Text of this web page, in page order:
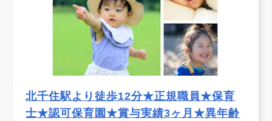
北千住駅より徒歩12分★正規職員★保育
士★認可保育園★賞与実績3ヶ月★異年齢